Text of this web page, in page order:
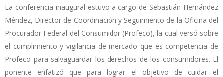
La conferencia inaugural estuvo a cargo de Sebastián Hernández
Méndez, Director de Coordinación y Seguimiento de la Oficina del
Procurador Federal del Consumidor (Profeco), la cual versó sobre
el cumplimiento y vigilancia de mercado que es competencia de
Profeco para salvaguardar los derechos de los consumidores. El
ponente enfatizó que para lograr el objetivo de cuidar el